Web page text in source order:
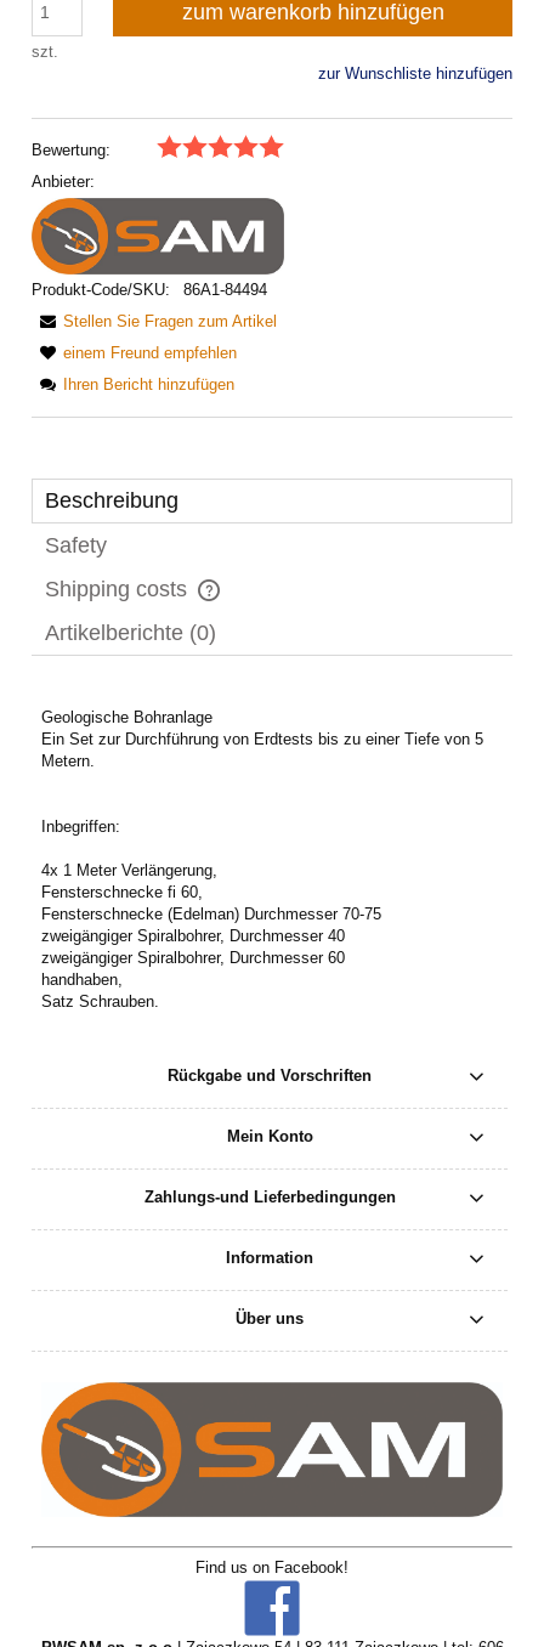
szt.
zum warenkorb hinzufügen
zur Wunschliste hinzufügen
Bewertung:
Anbieter:
Produkt-Code/SKU:
86A1-84494
Stellen Sie Fragen zum Artikel
einem Freund empfehlen
Ihren Bericht hinzufügen
Beschreibung
Safety
Shipping costs
The price does not include any possible payment costs
Artikelberichte (0)
Geologische Bohranlage
Ein Set zur Durchführung von Erdtests bis zu einer Tiefe von 5
Metern.
Inbegriffen:
4x 1 Meter Verlängerung,
Fensterschnecke fi 60,
Fensterschnecke (Edelman) Durchmesser 70-75
zweigängiger Spiralbohrer, Durchmesser 40
zweigängiger Spiralbohrer, Durchmesser 60
handhaben,
Satz Schrauben.
Rückgabe und Vorschriften
Mein Konto
Zahlungs-und Lieferbedingungen
Information
Über uns
Find us on Facebook!